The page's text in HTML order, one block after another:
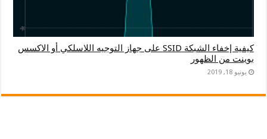
كيفية إخفاء الشبكة SSID على جهاز التوجيه اللاسلكي أو الاكسس
بوينت من الظهور
يونيو 18, 2019